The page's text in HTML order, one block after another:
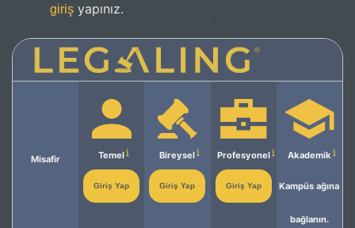
giriş yapınız.
Misafir Temel
Giriş Yap
Bireysel
Giriş Yap
Profesyonel
Giriş Yap
Akademik
Kampüs ağına
bağlanın.